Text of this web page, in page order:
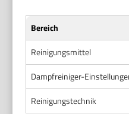
Bereich
Reinigungsmittel
Dampfreiniger-
Reinigungstechnik